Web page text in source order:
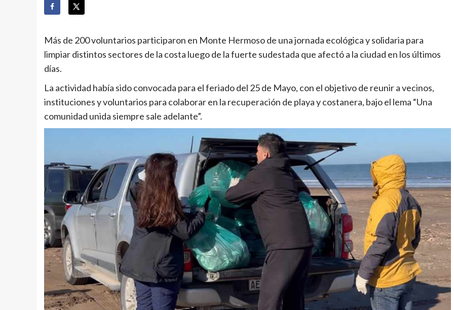
Más de 200 voluntarios participaron en Monte Hermoso de una jornada ecológica y solidaria para
limpiar distintos sectores de la costa luego de la fuerte sudestada que afectó a la ciudad en los últimos
días.
La actividad había sido convocada para el feriado del 25 de Mayo, con el objetivo de reunir a vecinos,
instituciones y voluntarios para colaborar en la recuperación de playa y costanera, bajo el lema “Una
comunidad unida siempre sale adelante”.